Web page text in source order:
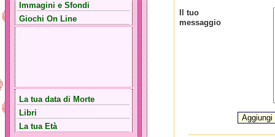
Immagini e Sfondi
Giochi On Line
La tua data di Morte
Libri
La tua Età
Il tuo
messaggio